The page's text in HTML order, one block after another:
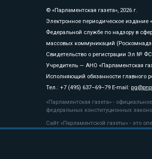
© «Парламентская газета», 2026 г.
Электронное периодическое издание
Федеральной службе по надзору в
массовых коммуникаций
Свидетельство о регистрации Эл №
Учредитель — АНО «Парламентская
Исполняющий обязанности главного
Тел.: +7 (495) 637–69–79 E-mail:
«Парламентская газета» -
федеральных конституционных
Сайт «Парламентской газеты» - это
«Парламентской газеты» активная